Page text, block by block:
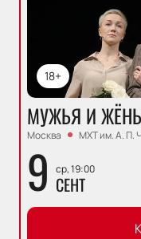
18+
МУЖЬЯ И
Москва МХТ им. А. П.
9 ср, 19:00
СЕНТ